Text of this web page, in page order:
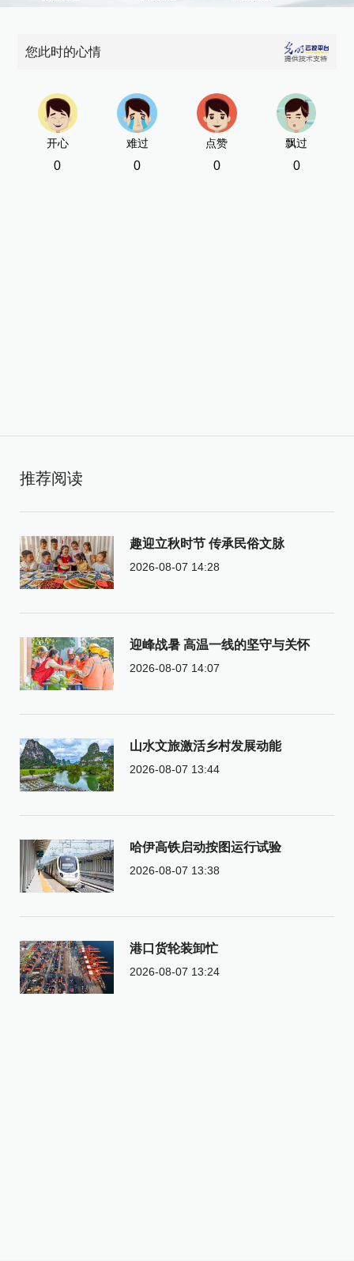
您此时的心情
开心
0
难过
0
点赞
0
飘过
0
推荐阅读
趣迎立秋时节 传承民俗文脉
2026-08-07 14:28
迎峰战暑 高温一线的坚守与关怀
2026-08-07 14:07
山水文旅激活乡村发展动能
2026-08-07 13:44
哈伊高铁启动按图运行试验
2026-08-07 13:38
港口货轮装卸忙
2026-08-07 13:24